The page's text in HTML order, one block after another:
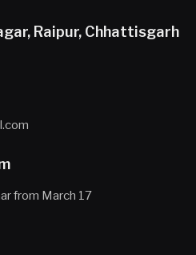
Raipur, Chhattisgarh